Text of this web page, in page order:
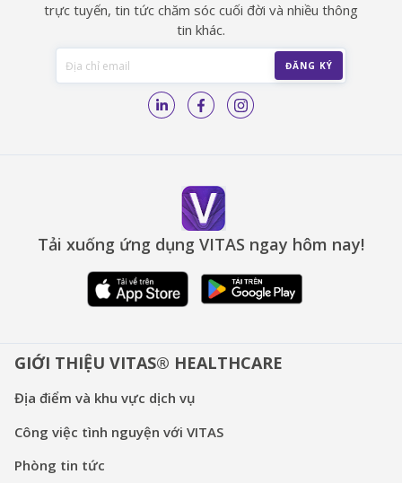
trực tuyến, tin tức chăm sóc cuối đời và nhiều thông
tin khác.
Tải xuống ứng dụng VITAS ngay hôm nay!
GIỚI THIỆU VITAS® HEALTHCARE
Địa điểm và khu vực dịch vụ
Công việc tình nguyện với VITAS
Phòng tin tức